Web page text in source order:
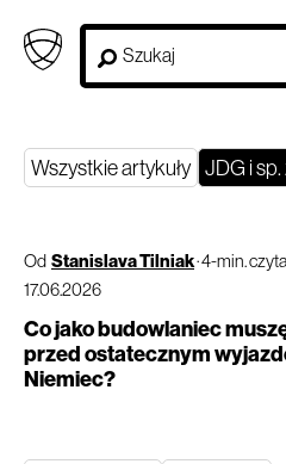
Wszystkie artykuły JDG i sp.
Od Stanislava Tilniak·4-min.
17.06.2026
Co jako budowlaniec
przed ostatecznym
Niemiec?